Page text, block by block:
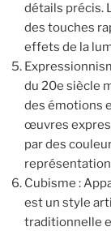
détails précis.
des touches
effets de la
du 20e siècle
des émotions
œuvres
par des
Cubisme :
est un style
traditionnelle